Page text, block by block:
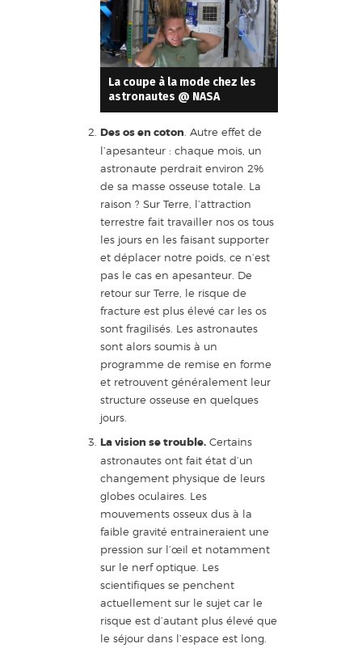
La coupe à la mode chez les
astronautes @ NASA
Des os en coton . Autre effet de
l’apesanteur : chaque mois, un
astronaute perdrait environ 2%
de sa masse osseuse totale. La
raison ? Sur Terre, l’attraction
terrestre fait travailler nos os tous
les jours en les faisant supporter
et déplacer notre poids, ce n’est
pas le cas en apesanteur. De
retour sur Terre, le risque de
fracture est plus élevé car les os
sont fragilisés. Les astronautes
sont alors soumis à un
programme de remise en forme
et retrouvent généralement leur
structure osseuse en quelques
jours.
La vision se trouble.Certains
astronautes ont fait état d’un
changement physique de leurs
globes oculaires. Les
mouvements osseux dus à la
faible gravité entraineraient une
pression sur l’œil et notamment
sur le nerf optique. Les
scientifiques se penchent
actuellement sur le sujet car le
risque est d’autant plus élevé que
le séjour dans l’espace est long.